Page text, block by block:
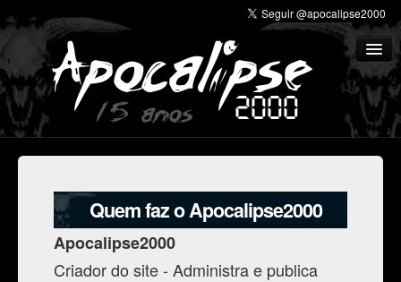
Crenças
Ufologia
Quem faz o Apocalipse2000
Apocalipse2000
Criador do site - Administra e publica